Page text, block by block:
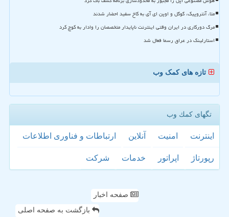
متا، آنتروپیک، گوگل و اوپن ای آی به کاخ سفید احضار شدند
مرگ دورکاری در ایران وقتی اینترنت ناپایدار متخصصان را وادار به کوچ کرد
استارلینک در عراق رسما فعال شد
تازه های کمک وب
تگهای كمك وب
اینترنت امنیت آنلاین ارتباطات و فناوری اطلاعات
رپورتاژ اپراتور خدمات شركت
صفحه اخبار
بازگشت به صفحه اصلی